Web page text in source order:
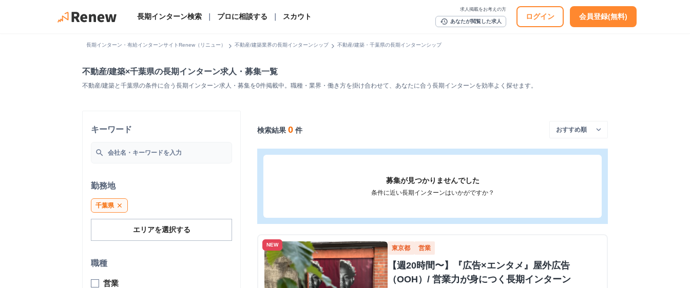
長期インターン検索 プロに相談する スカウト
求人掲載をお考えの方
history あなたが閲覧した求人
ログイン 会員登録(無料)
長期インターン・有給インターンサイトRenew（リニュー） chevron_right 不動産/建築業界の長期インターンシップchevron_right 不動産/建築・千葉県の長期インターンシップ
不動産/建築×千葉県の長期インターン求人・募集一覧
不動産/建築と千葉県の条件に合う長期インターン求人・募集を0件掲載中。職種・業界・働き方を掛け合わせて、あなたに合う長期インターンを効率よく探せます。
キーワード
search
勤務地
千葉県 close
エリアを選択する
職種
営業
検索結果0 件
募集が見つかりませんでした
条件に近い長期インターンはいかがですか？
NEW 東京都 営業
【週20時間〜】『広告×エンタメ』屋外広告
（OOH）/ 営業力が身につく長期インターン